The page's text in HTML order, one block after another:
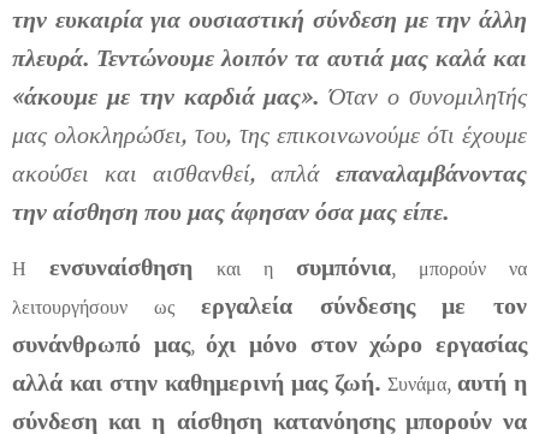
την ευκαιρία για ουσιαστική σύνδεση με την άλλη
πλευρά. Τεντώνουμε λοιπόν τα αυτιά μας καλά και
«άκουμε με την καρδιά μας».Όταν ο συνομιλητής
μας ολοκληρώσει, του, της επικοινωνούμε ότι έχουμε
ακούσει και αισθανθεί, απλά επαναλαμβάνοντας
την αίσθηση που μας άφησαν όσα μας είπε.
Η ενσυναίσθηση και ησυμπόνια, μπορούν να
λειτουργήσουν ωςεργαλεία σύνδεσης με τον
συνάνθρωπό μας,όχι μόνο στον χώρο εργασίας
αλλά και στην καθημερινή μας ζωή. Συνάμα, αυτή η
σύνδεση και η αίσθηση κατανόησης μπορούν να